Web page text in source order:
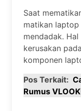
Saat
matikan
mendadak.
kerusakan
komponen
Pos Terkait:
Rumus